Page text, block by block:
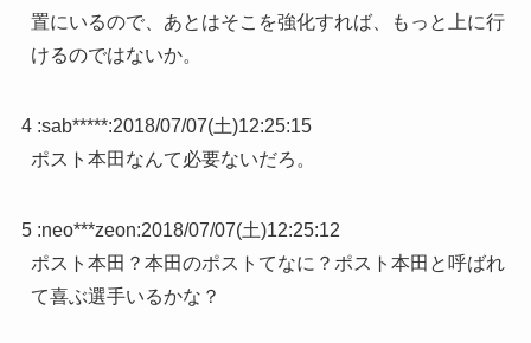
置にいるので、あとはそこを強化すれば、もっと上に行
けるのではないか。
4 :sab*****:2018/07/07(土)12:25:15
ポスト本田なんて必要ないだろ。
5 :neo***zeon:2018/07/07(土)12:25:12
ポスト本田？本田のポストてなに？ポスト本田と呼ばれ
て喜ぶ選手いるかな？